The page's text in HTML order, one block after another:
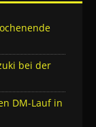
bei der
DM-Lauf in